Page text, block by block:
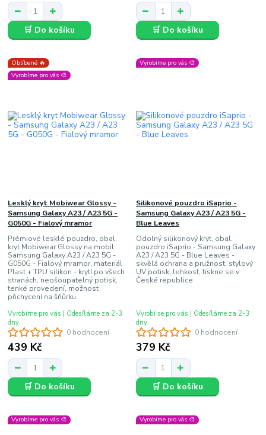
🛒 Do košíku 🛒 Do košíku
Oblíbené 🔥
Vyrobíme pro vás 🎨
0 hodnocení
Lesklý kryt Mobiwear Glossy -
Samsung Galaxy A23 / A23 5G -
G050G - Fialový mramor
Prémiové lesklé pouzdro, obal,
kryt Mobiwear Glossy na mobil
Samsung Galaxy A23 / A23 5G -
G050G - Fialový mramor, materiál
Plast + TPU silikon - krytí po všech
stranách, neošoupatelný potisk,
tenké provedení, možnost
přichycení na šňůrku
439 Kč
Vyrobíme pro vás | Odesíláme za 2-3
dny
🛒 Do košíku
Vyrobíme pro vás 🎨
0 hodnocení
Silikonové pouzdro iSaprio -
Samsung Galaxy A23 / A23 5G -
Blue Leaves
Odolný silikonový kryt, obal,
pouzdro iSaprio - Samsung Galaxy
A23 / A23 5G - Blue Leaves -
skvělá ochrana a pružnost, stylový
UV potisk, lehkost, tiskne se v
České republice
379 Kč
Vyrobí se pro vás | Odesíláme za 2-3
dny
🛒 Do košíku
Vyrobíme pro vás 🎨 Vyrobíme pro vás 🎨